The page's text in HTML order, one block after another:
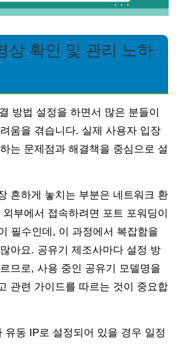
상 확인 및 관리 노하
방법 설정을 하면서 많은 분들이
움을 겪습니다. 실제 사용자 입장
는 문제점과 해결책을 중심으로 설
흔하게 놓치는 부분은 네트워크 환
부에서 접속하려면 포트 포워딩이
필수인데, 이 과정에서 복잡함을
아요. 공유기 제조사마다 설정 방
므로, 사용 중인 공유기 모델명을
관련 가이드를 따르는 것이 중요합
유동 IP로 설정되어 있을 경우 일정